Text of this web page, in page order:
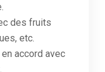
des fruits
etc.
accord avec